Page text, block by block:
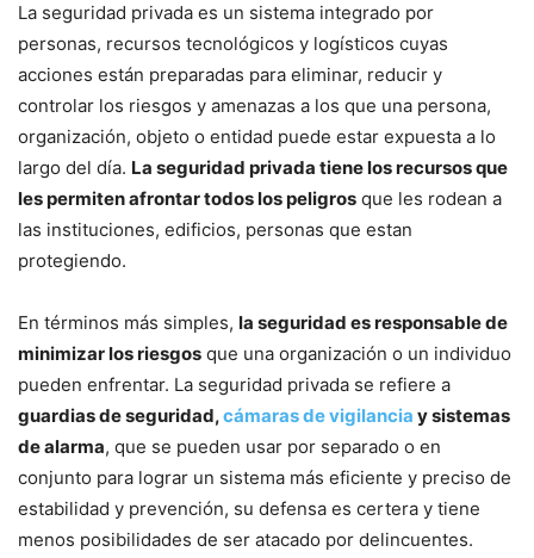
La seguridad privada es un sistema integrado por
personas, recursos tecnológicos y logísticos cuyas
acciones están preparadas para eliminar, reducir y
controlar los riesgos y amenazas a los que una persona,
organización, objeto o entidad puede estar expuesta a lo
largo del día. La seguridad privada tiene los recursos que
les permiten afrontar todos los peligros que les rodean a
las instituciones, edificios, personas que estan
protegiendo.
En términos más simples, la seguridad es responsable de
minimizar los riesgos que una organización o un individuo
pueden enfrentar. La seguridad privada se refiere a
guardias de seguridad,cámaras de vigilancia y sistemas
de alarma, que se pueden usar por separado o en
conjunto para lograr un sistema más eficiente y preciso de
estabilidad y prevención, su defensa es certera y tiene
menos posibilidades de ser atacado por delincuentes.